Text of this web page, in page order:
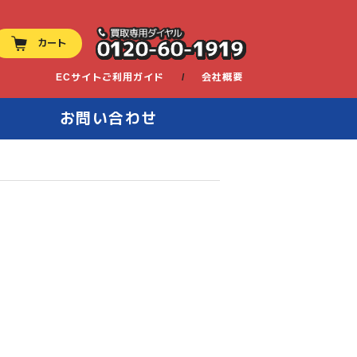
カート 0120-60-1919
ECサイトご利用ガイド 会社概要
お問い合わせ